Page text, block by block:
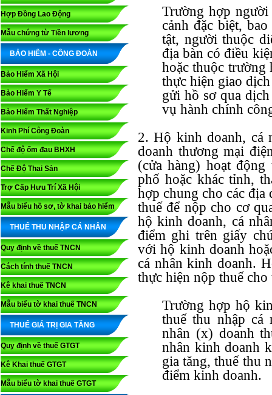
Hợp Đồng Lao Động
Mẫu chứng từ Tiền lương
BẢO HIỂM - CÔNG ĐOÀN
Bảo Hiểm Xã Hội
Bảo Hiểm Y Tế
Bảo Hiểm Thất Nghiệp
Kinh Phí Công Đoàn
Chế độ ốm đau BHXH
Chế Độ Thai Sản
Trợ Cấp Hưu Trí Xã Hội
Mẫu biểu hồ sơ, tờ khai bảo hiểm
THUẾ THU NHẬP CÁ NHÂN
Quy định về thuế TNCN
Cách tính thuế TNCN
Kê khai thuế TNCN
Mẫu biểu tờ khai thuế TNCN
THUẾ GIÁ TRỊ GIA TĂNG
Quy định về thuế GTGT
Kê Khai thuế GTGT
Mẫu biểu tờ khai thuế GTGT
Trường hợp
cảnh đặc biệt,
tật, người thuộc
địa bàn có điều
hoặc thuộc trường
thực hiện giao
gửi hồ sơ qua
vụ hành chính
2. Hộ kinh doanh, cá
doanh thương mại
(cửa hàng) hoạt
phố hoặc khác tỉnh,
hợp chung cho các
thuế để nộp cho cơ
hộ kinh doanh, cá
điểm ghi trên giấy
với hộ kinh doanh
cá nhân kinh doanh.
thực hiện nộp thuế
Trường hợp hộ
thuế thu nhập cá
nhân (x) doanh
nhân kinh doanh
gia tăng, thuế thu
điểm kinh doanh.